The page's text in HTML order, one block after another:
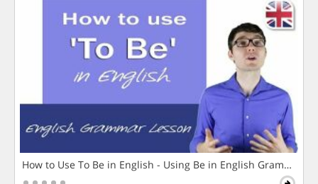
How to Use To Be in English - Using Be in English Grammar